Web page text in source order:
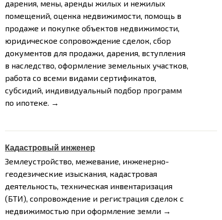
дарения, мены, аренды жилых и нежилых
помещений, оценка недвижимости, помощь в
продаже и покупке объектов недвижимости,
юридическое сопровождение сделок, сбор
документов для продажи, дарения, вступления
в наследство, оформление земельных участков,
работа со всеми видами сертификатов,
субсидий, индивидуальный подбор программ
по ипотеке. →
Кадастровый инженер
Землеустройство, межевание, инженерно-
геодезические изыскания, кадастровая
деятельность, техническая инвентаризация
(БТИ), сопровождение и регистрация сделок с
недвижимостью при оформление земли →